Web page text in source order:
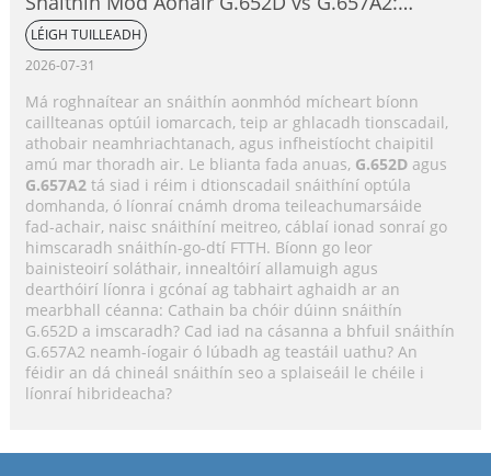
Príomhdhifríochtaí, Comparáid Feidhmíochta
& Treoir Roghnúcháin Feidhmchláir
LÉIGH TUILLEADH
2026-07-31
Má roghnaítear an snáithín aonmhód mícheart bíonn
caillteanas optúil iomarcach, teip ar ghlacadh tionscadail,
athobair neamhriachtanach, agus infheistíocht chaipitil
amú mar thoradh air. Le blianta fada anuas, G.652Dagus
G.657A2tá siad i réim i dtionscadail snáithíní optúla
domhanda, ó líonraí cnámh droma teileachumarsáide
fad-achair, naisc snáithíní meitreo, cáblaí ionad sonraí go
himscaradh snáithín-go-dtí FTTH. Bíonn go leor
bainisteoirí soláthair, innealtóirí allamuigh agus
dearthóirí líonra i gcónaí ag tabhairt aghaidh ar an
mearbhall céanna: Cathain ba chóir dúinn snáithín
G.652D a imscaradh? Cad iad na cásanna a bhfuil snáithín
G.657A2 neamh-íogair ó lúbadh ag teastáil uathu? An
féidir an dá chineál snáithín seo a splaiseáil le chéile i
líonraí hibrideacha?